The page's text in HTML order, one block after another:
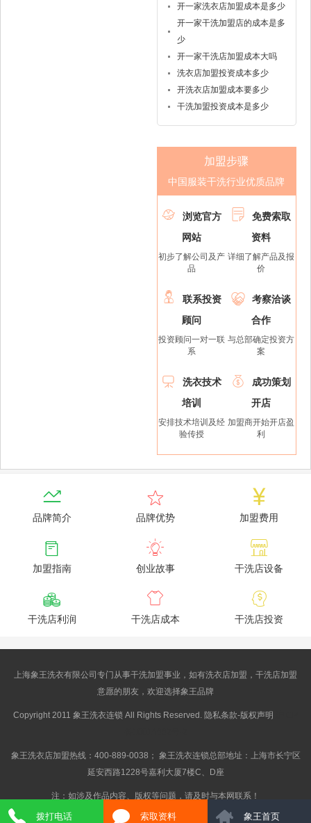
开一家洗衣店加盟成本是多少
开一家干洗加盟店的成本是多
少
开一家干洗店加盟成本大吗
洗衣店加盟投资成本多少
开洗衣店加盟成本要多少
干洗加盟投资成本是多少
加盟步骤
中国服装干洗行业优质品牌

浏览官方
网站
初步了解公司及产
品

免费索取
资料
详细了解产品及报
价

联系投资
顾问
投资顾问一对一联
系

考察洽谈
合作
与总部确定投资方
案

洗衣技术
培训
安排技术培训及经
验传授

成功策划
开店
加盟商开始开店盈
利

品牌简介

品牌优势

加盟费用

加盟指南

创业故事

干洗店设备

干洗店利润

干洗店成本

干洗店投资
上海象王洗衣有限公司专门从事干洗加盟事业，如有洗衣店加盟，干洗店加盟
意愿的朋友，欢迎选择象王品牌
Copyright 2011 象王洗衣连锁 All Rights Reserved. 隐私条款-版权声明
象王洗衣店加盟热线：400-889-0038； 象王洗衣连锁总部地址：上海市长宁区
延安西路1228号嘉利大厦7楼C、D座
注：如涉及作品内容、版权等问题，请及时与本网联系！
拨打电话 索取资料 象王首页